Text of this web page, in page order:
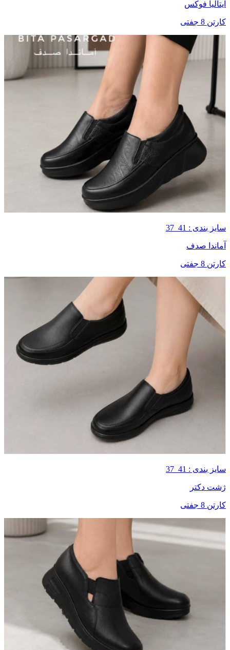
ایتالیا فوکس
کارتن 8 جفتی
سایز بندی : 41_37
آماندا صدف
کارتن 8 جفتی
سایز بندی : 41_37
ژشت دکتر
کارتن 8 جفتی